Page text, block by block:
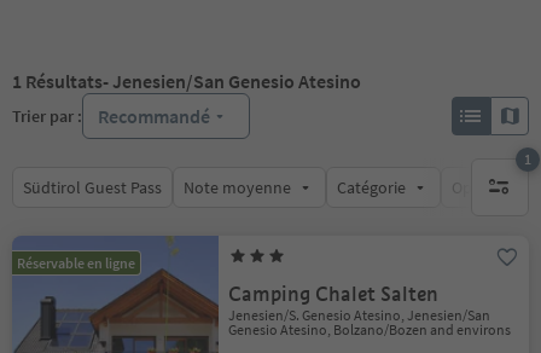
1 Résultats- Jenesien/San Genesio Atesino
Trier par : Recommandé
Südtirol Guest Pass Note moyenne Catégorie Options de
1
1 filtre
Réservable en ligne
Camping Chalet Salten
Jenesien/S. Genesio Atesino, Jenesien/San
Genesio Atesino, Bolzano/Bozen and environs